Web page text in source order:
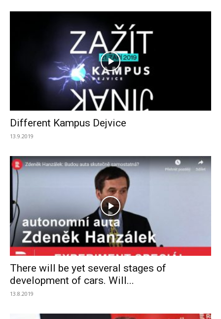
Different Kampus Dejvice
13.9.2019
There will be yet several stages of
development of cars. Will...
13.8.2019